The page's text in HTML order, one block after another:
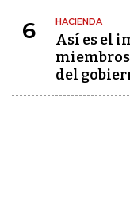
6 HACIENDA
Así es el
del